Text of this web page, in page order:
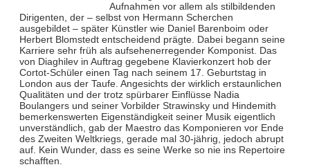
Aufnahmen vor allem als stilbildenden
Dirigenten, der – selbst von Hermann Scherchen
ausgebildet – später Künstler wie Daniel Barenboim oder
Herbert Blomstedt entscheidend prägte. Dabei begann seine
Karriere sehr früh als aufsehenerregender Komponist. Das
von Diaghilev in Auftrag gegebene Klavierkonzert hob der
Cortot-Schüler einen Tag nach seinem 17. Geburtstag in
London aus der Taufe. Angesichts der wirklich erstaunlichen
Qualitäten und der trotz spürbarer Einflüsse Nadia
Boulangers und seiner Vorbilder Strawinsky und Hindemith
bemerkenswerten Eigenständigkeit seiner Musik eigentlich
unverständlich, gab der Maestro das Komponieren vor Ende
des Zweiten Weltkriegs, gerade mal 30-jährig, jedoch abrupt
auf. Kein Wunder, dass es seine Werke so nie ins Repertoire
schafften.